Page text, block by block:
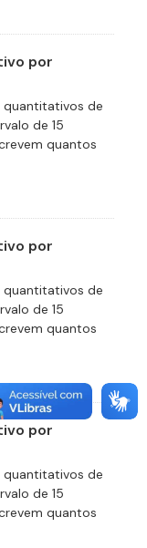
por
quantitativos de
de 15
quantos
por
quantitativos de
de 15
quantos
por
quantitativos de
de 15
quantos